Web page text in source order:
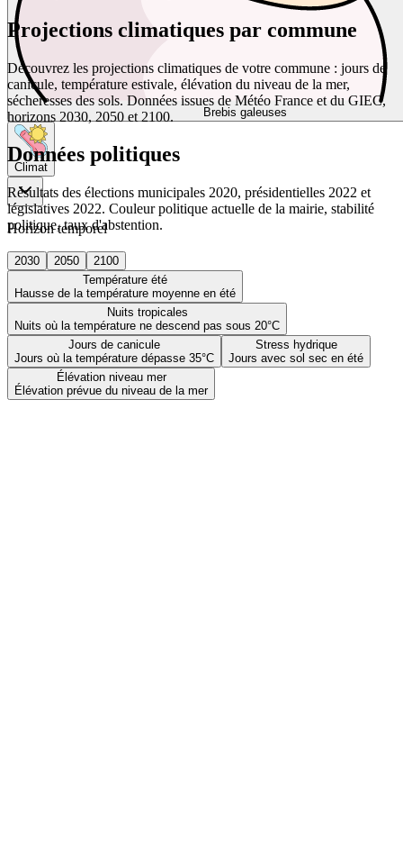
Brebis galeuses
Climat
Horizon temporel
2030 2050
2100
Température été
Hausse de la température moyenne en été
Nuits tropicales
Nuits où la température ne descend pas sous 20°C
Jours de canicule
Jours où la température dépasse 35°C
Stress hydrique
Jours avec sol sec en été
Élévation niveau mer
Élévation prévue du niveau de la mer
Projections climatiques par commune
Découvrez les projections climatiques de votre commune : jours de
canicule, température estivale, élévation du niveau de la mer,
sécheresses des sols. Données issues de Météo France et du GIEC,
horizons 2030, 2050 et 2100.
Données politiques
Résultats des élections municipales 2020, présidentielles 2022 et
législatives 2022. Couleur politique actuelle de la mairie, stabilité
politique, taux d'abstention.